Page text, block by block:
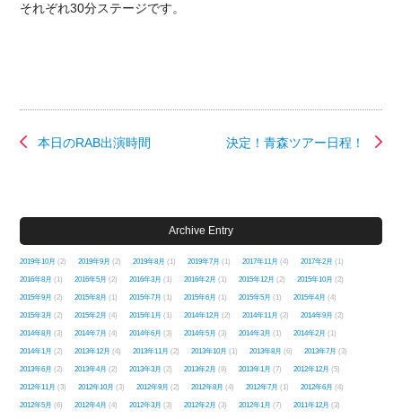
それぞれ30分ステージです。
決定！青森ツアー日程！
本日のRAB出演時間
Archive Entry
2019年10月 (2) 2019年9月 (2) 2019年8月 (1) 2019年7月 (1) 2017年11月 (4) 2017年2月 (1)
2016年8月 (1) 2016年5月 (2) 2016年3月 (1) 2016年2月 (1) 2015年12月 (2) 2015年10月 (2)
2015年9月 (2) 2015年8月 (1) 2015年7月 (1) 2015年6月 (1) 2015年5月 (1) 2015年4月 (4)
2015年3月 (2) 2015年2月 (4) 2015年1月 (1) 2014年12月 (2) 2014年11月 (2) 2014年9月 (2)
2014年8月 (3) 2014年7月 (4) 2014年6月 (3) 2014年5月 (3) 2014年3月 (1) 2014年2月 (1)
2014年1月 (2) 2013年12月 (4) 2013年11月 (2) 2013年10月 (1) 2013年8月 (6) 2013年7月 (3)
2013年6月 (2) 2013年4月 (2) 2013年3月 (2) 2013年2月 (8) 2013年1月 (7) 2012年12月 (5)
2012年11月 (3) 2012年10月 (3) 2012年9月 (2) 2012年8月 (4) 2012年7月 (1) 2012年6月 (4)
2012年5月 (6) 2012年4月 (4) 2012年3月 (3) 2012年2月 (3) 2012年1月 (7) 2011年12月 (3)